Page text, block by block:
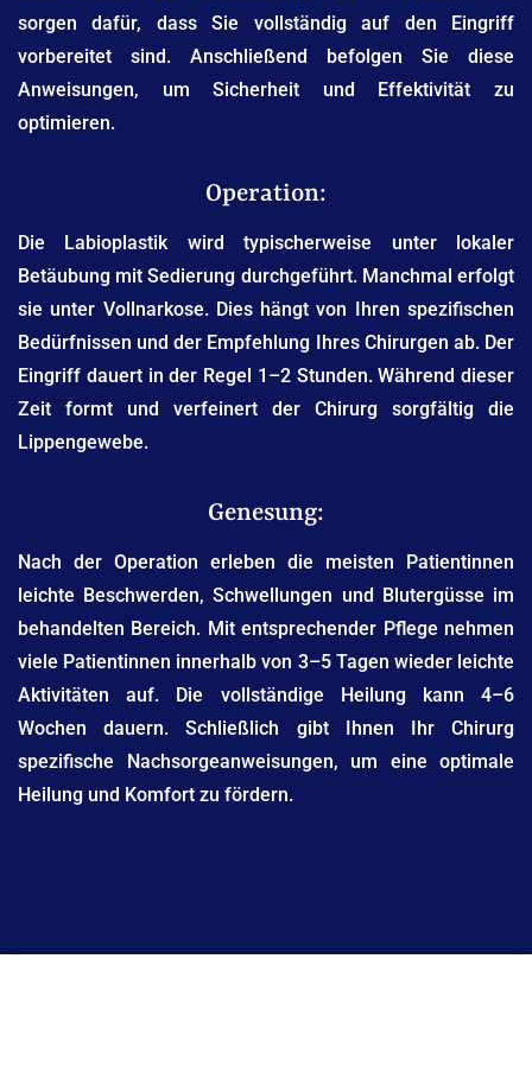
sorgen dafür, dass Sie vollständig auf den Eingriff
vorbereitet sind. Anschließend befolgen Sie diese
Anweisungen, um Sicherheit und Effektivität zu
optimieren.
Operation:
Die Labioplastik wird typischerweise unter lokaler
Betäubung mit Sedierung durchgeführt. Manchmal erfolgt
sie unter Vollnarkose. Dies hängt von Ihren spezifischen
Bedürfnissen und der Empfehlung Ihres Chirurgen ab. Der
Eingriff dauert in der Regel 1–2 Stunden. Während dieser
Zeit formt und verfeinert der Chirurg sorgfältig die
Lippengewebe.
Genesung:
Nach der Operation erleben die meisten Patientinnen
leichte Beschwerden, Schwellungen und Blutergüsse im
behandelten Bereich. Mit entsprechender Pflege nehmen
viele Patientinnen innerhalb von 3–5 Tagen wieder leichte
Aktivitäten auf. Die vollständige Heilung kann 4–6
Wochen dauern. Schließlich gibt Ihnen Ihr Chirurg
spezifische Nachsorgeanweisungen, um eine optimale
Heilung und Komfort zu fördern.